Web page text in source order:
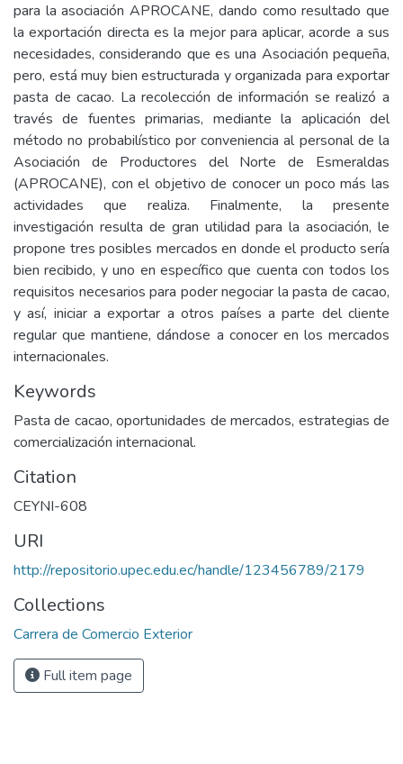
para la asociación APROCANE, dando como resultado que
la exportación directa es la mejor para aplicar, acorde a sus
necesidades, considerando que es una Asociación pequeña,
pero, está muy bien estructurada y organizada para exportar
pasta de cacao. La recolección de información se realizó a
través de fuentes primarias, mediante la aplicación del
método no probabilístico por conveniencia al personal de la
Asociación de Productores del Norte de Esmeraldas
(APROCANE), con el objetivo de conocer un poco más las
actividades que realiza. Finalmente, la presente
investigación resulta de gran utilidad para la asociación, le
propone tres posibles mercados en donde el producto sería
bien recibido, y uno en específico que cuenta con todos los
requisitos necesarios para poder negociar la pasta de cacao,
y así, iniciar a exportar a otros países a parte del cliente
regular que mantiene, dándose a conocer en los mercados
internacionales.
Keywords
Pasta de cacao, oportunidades de mercados, estrategias de
comercialización internacional.
Citation
CEYNI-608
URI
http://repositorio.upec.edu.ec/handle/123456789/2179
Collections
Carrera de Comercio Exterior
Full item page